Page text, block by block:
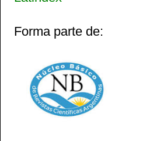
Forma parte de: